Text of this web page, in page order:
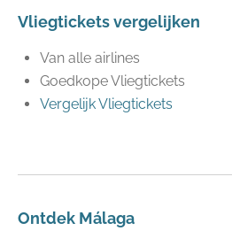
Vliegtickets vergelijken
Van alle airlines
Goedkope Vliegtickets
Vergelijk Vliegtickets
Ontdek Málaga